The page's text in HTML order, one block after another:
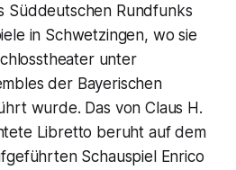
Süddeutschen Rundfunks
in Schwetzingen, wo sie
unter
der Bayerischen
wurde. Das von Claus H.
Libretto beruht auf dem
Schauspiel Enrico